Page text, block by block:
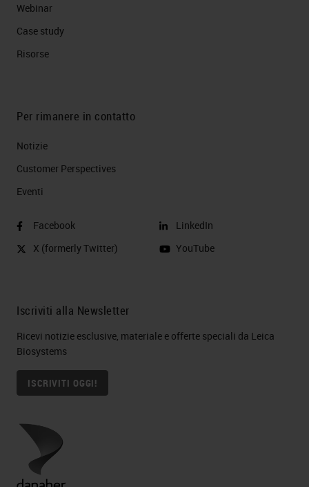
Webinar
Case study
Risorse
Per rimanere in contatto
Notizie
Customer Perspectives​
Eventi
Facebook
X (formerly Twitter)
LinkedIn
YouTube
Iscriviti alla Newsletter
Ricevi notizie esclusive, materiale e offerte speciali da Leica
Biosystems
ISCRIVITI OGGI!